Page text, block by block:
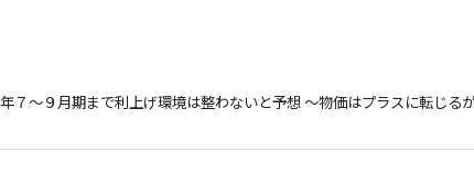
７～９月期まで利上げ環境は整わないと予想 ～物価はプラスに転じる